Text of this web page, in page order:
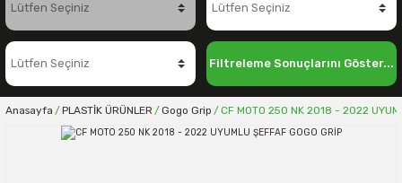
Filtreleme Sonuçlarını Göster...
Anasayfa PLASTİK ÜRÜNLER Gogo Grip CF MOTO 250 NK 2018 - 2022